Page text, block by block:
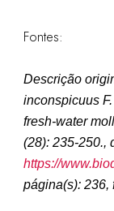
Fontes:
Descrição
inconspicuus
fresh-water
(28): 235-250.,
https://
página(s): 236,